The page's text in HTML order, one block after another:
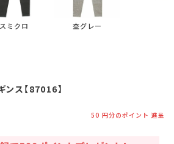
スミクロ 杢グレー
ンス【87016】
50 円分のポイント 進呈